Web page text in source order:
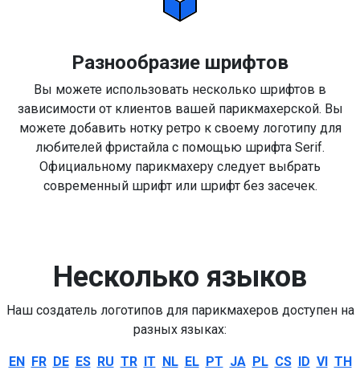
Разнообразие шрифтов
Вы можете использовать несколько шрифтов в
зависимости от клиентов вашей парикмахерской. Вы
можете добавить нотку ретро к своему логотипу для
любителей фристайла с помощью шрифта Serif.
Официальному парикмахеру следует выбрать
современный шрифт или шрифт без засечек.
Несколько языков
Наш создатель логотипов для парикмахеров доступен на
разных языках:
EN FR DE ES RU TR IT NL EL PT JA PL CS ID VI TH